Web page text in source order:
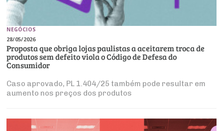
NEGÓCIOS
28/05/2026
Proposta que obriga lojas paulistas a aceitarem troca de
produtos sem defeito viola o Código de Defesa do
Consumidor
Caso aprovado, PL 1.404/25 também pode resultar em
aumento nos preços dos produtos